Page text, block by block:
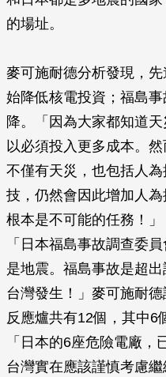
的場址。
麥可施耐德分析發現，
始降低核電投資；福島
降。「因為大家都知道
以必須投入更多成本。
不僅有天災，也包括人
技，仍然會因此增加人
根本是不可能的任務！」
「日本福島事故調查委
是地震。福島事故是超
台灣發生！」麥可施耐
反應爐共有12個，其中6
「日本的6座危險電廠，
台灣實在應該謹慎考慮繼